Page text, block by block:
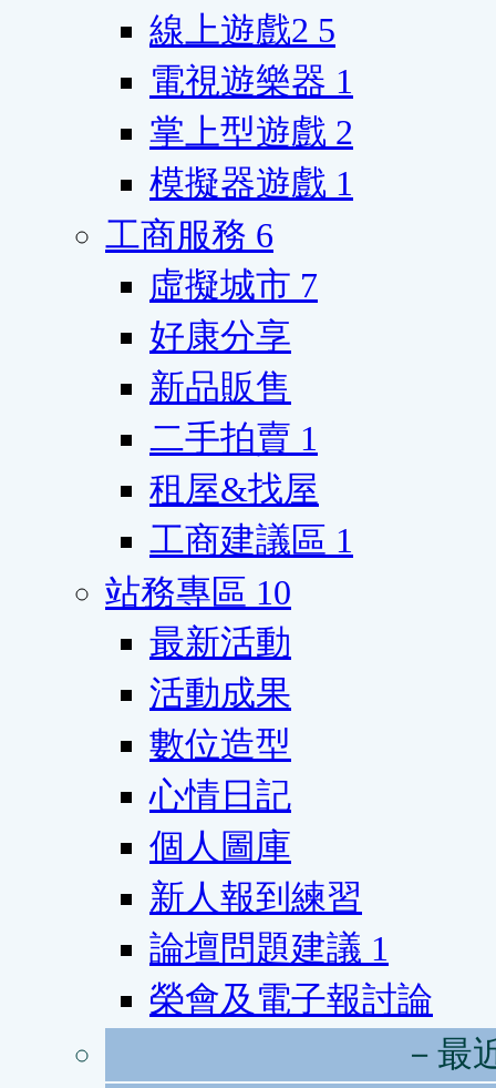
線上遊戲2 5
電視遊樂器 1
掌上型遊戲 2
模擬器遊戲 1
工商服務 6
虛擬城市 7
好康分享
新品販售
二手拍賣 1
租屋&找屋
工商建議區 1
站務專區 10
最新活動
活動成果
數位造型
心情日記
個人圖庫
新人報到練習
論壇問題建議 1
榮會及電子報討論
－最